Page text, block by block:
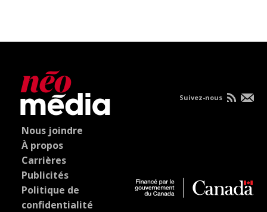
Nous joindre
À propos
Carrières
Publicités
Politique de
confidentialité
Suivez-nous